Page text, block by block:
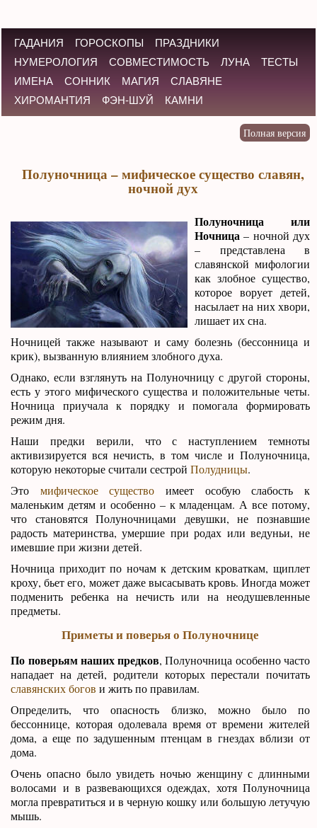
ГАДАНИЯ ГОРОСКОПЫ
ПРАЗДНИКИ
НУМЕРОЛОГИЯ
СОВМЕСТИМОСТЬ ЛУНА
ТЕСТЫ
ИМЕНА
СОННИК МАГИЯ
СЛАВЯНЕ
ХИРОМАНТИЯ
ФЭН-ШУЙ КАМНИ
Полуночница – мифическое существо славян,
ночной дух
Полуночница или
Ночница – ночной дух
– представлена в
славянской мифологии
как злобное существо,
которое ворует детей,
насылает на них хвори,
лишает их сна.
Ночницей также называют и саму болезнь (бессонница и
крик), вызванную влиянием злобного духа.
Однако, если взглянуть на Полуночницу с другой стороны,
есть у этого мифического существа и положительные четы.
Ночница приучала к порядку и помогала формировать
режим дня.
Наши предки верили, что с наступлением темноты
активизируется вся нечисть, в том числе и Полуночница,
которую некоторые считали сестройПолудницы.
Это мифическое существо имеет особую слабость к
маленьким детям и особенно – к младенцам. А все потому,
что становятся Полуночницами девушки, не познавшие
радость материнства, умершие при родах или ведуньи, не
имевшие при жизни детей.
Ночница приходит по ночам к детским кроваткам, щиплет
кроху, бьет его, может даже высасывать кровь. Иногда может
подменить ребенка на нечисть или на неодушевленные
предметы.
Приметы и поверья о Полуночнице
По поверьям наших предков, Полуночница особенно часто
нападает на детей, родители которых перестали почитать
славянских богов и жить по правилам.
Определить, что опасность близко, можно было по
бессоннице, которая одолевала время от времени жителей
дома, а еще по задушенным птенцам в гнездах вблизи от
дома.
Очень опасно было увидеть ночью женщину с длинными
волосами и в развевающихся одеждах, хотя Полуночница
могла превратиться и в черную кошку или большую летучую
мышь.